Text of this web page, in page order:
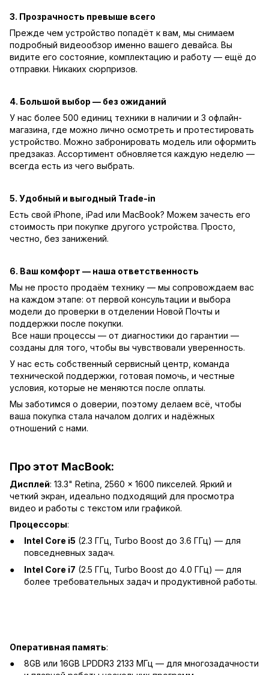
3. Прозрачность превыше всего
Прежде чем устройство попадёт к вам, мы снимаем
подробный видеообзор именно вашего девайса. Вы
видите его состояние, комплектацию и работу — ещё до
отправки. Никаких сюрпризов.
4. Большой выбор — без ожиданий
У нас более 500 единиц техники в наличии и 3 офлайн-
магазина, где можно лично осмотреть и протестировать
устройство. Можно забронировать модель или оформить
предзаказ. Ассортимент обновляется каждую неделю —
всегда есть из чего выбрать.
5. Удобный и выгодный Trade-in
Есть свой iPhone, iPad или MacBook? Можем зачесть его
стоимость при покупке другого устройства. Просто,
честно, без занижений.
6. Ваш комфорт — наша ответственность
Мы не просто продаём технику — мы сопровождаем вас
на каждом этапе: от первой консультации и выбора
модели до проверки в отделении Новой Почты и
поддержки после покупки.
Все наши процессы — от диагностики до гарантии —
созданы для того, чтобы вы чувствовали уверенность.
У нас есть собственный сервисный центр, команда
технической поддержки, готовая помочь, и честные
условия, которые не меняются после оплаты.
Мы заботимся о доверии, поэтому делаем всё, чтобы
ваша покупка стала началом долгих и надёжных
отношений с нами.
Про этот MacBook:
Дисплей: 13.3" Retina, 2560 x 1600 пикселей. Яркий и
четкий экран, идеально подходящий для просмотра
видео и работы с текстом или графикой.
Процессоры:
Intel Core i5 (2.3 ГГц, Turbo Boost до 3.6 ГГц) — для
повседневных задач.
Intel Core i7 (2.5 ГГц, Turbo Boost до 4.0 ГГц) — для
более требовательных задач и продуктивной работы.
Оперативная память:
8GB или 16GB LPDDR3 2133 МГц — для многозадачности